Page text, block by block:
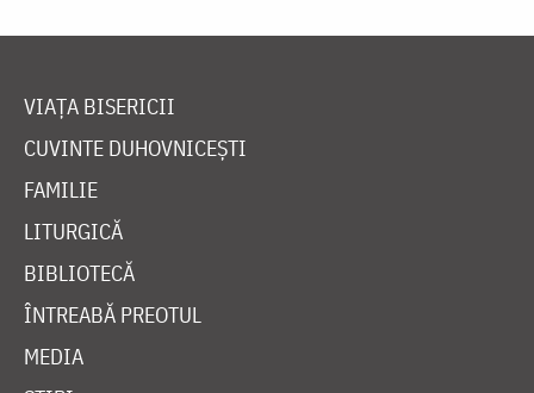
VIAȚA BISERICII
CUVINTE DUHOVNICEȘTI
FAMILIE
LITURGICĂ
BIBLIOTECĂ
ÎNTREABĂ PREOTUL
MEDIA